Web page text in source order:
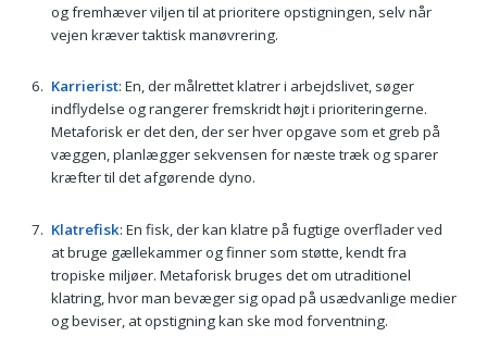
og fremhæver viljen til at prioritere opstigningen, selv når
vejen kræver taktisk manøvrering.
Karrierist: En, der målrettet klatrer i arbejdslivet, søger
indflydelse og rangerer fremskridt højt i prioriteringerne.
Metaforisk er det den, der ser hver opgave som et greb på
væggen, planlægger sekvensen for næste træk og sparer
kræfter til det afgørende dyno.
Klatrefisk: En fisk, der kan klatre på fugtige overflader ved
at bruge gællekammer og finner som støtte, kendt fra
tropiske miljøer. Metaforisk bruges det om utraditionel
klatring, hvor man bevæger sig opad på usædvanlige medier
og beviser, at opstigning kan ske mod forventning.